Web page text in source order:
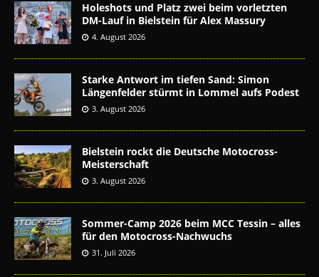
Holeshots und Platz zwei beim vorletzten
DM-Lauf in Bielstein für Alex Massury
4. August 2026
Starke Antwort im tiefen Sand: Simon
Längenfelder stürmt in Lommel aufs Podest
3. August 2026
Bielstein rockt die Deutsche Motocross-
Meisterschaft
3. August 2026
Sommer-Camp 2026 beim MCC Tessin – alles
für den Motocross-Nachwuchs
31. Juli 2026